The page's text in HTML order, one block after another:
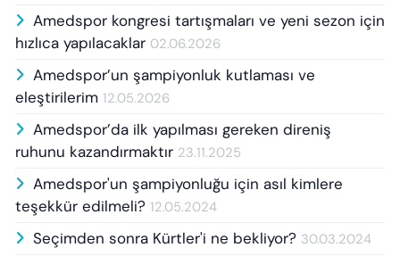
Amedspor kongresi tartışmaları ve yeni sezon için
hızlıca yapılacaklar 02.06.2026
Amedspor’un şampiyonluk kutlaması ve
eleştirilerim 12.05.2026
Amedspor’da ilk yapılması gereken direniş
ruhunu kazandırmaktır 23.11.2025
Amedspor'un şampiyonluğu için asıl kimlere
teşekkür edilmeli? 12.05.2024
Seçimden sonra Kürtler'i ne bekliyor? 30.03.2024